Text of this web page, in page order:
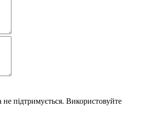
не підтримується. Використовуйте